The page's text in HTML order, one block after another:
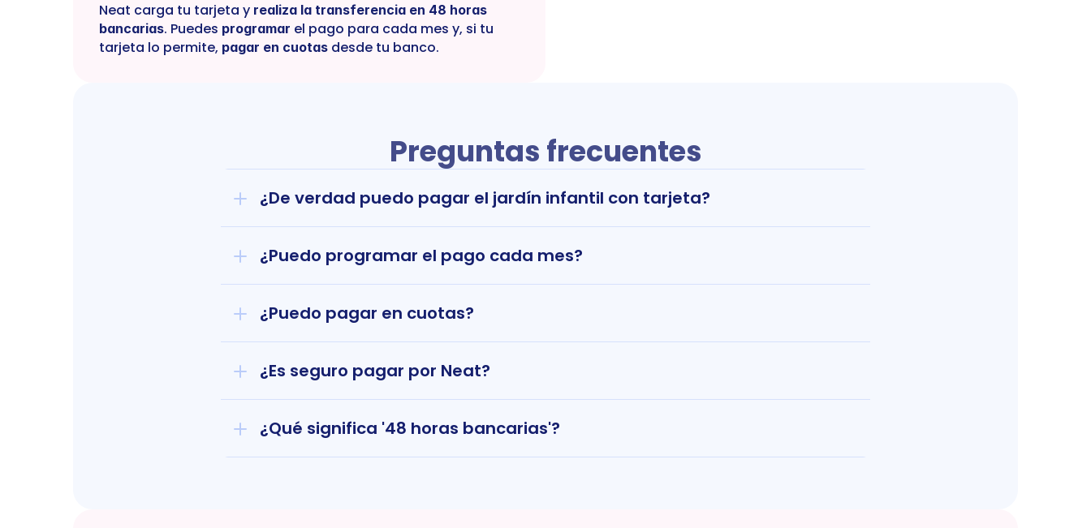
Neat carga tu tarjeta y realiza la transferencia en 48 horas
bancarias. Puedes programar el pago para cada mes y, si tu
tarjeta lo permite, pagar en cuotas desde tu banco.
Preguntas frecuentes
¿De verdad puedo pagar el jardín infantil con tarjeta?
¿Puedo programar el pago cada mes?
¿Puedo pagar en cuotas?
¿Es seguro pagar por Neat?
¿Qué significa '48 horas bancarias'?